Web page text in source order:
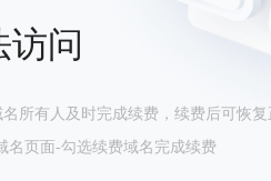
访问
所有人及时完成续费，续费后可恢复
名页面-勾选续费域名完成续费